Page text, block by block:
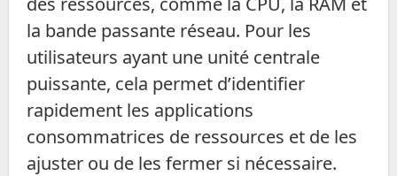
la bande passante réseau. Pour les
utilisateurs ayant une unité centrale
puissante, cela permet d’identifier
rapidement les applications
consommatrices de ressources et de les
ajuster ou de les fermer si nécessaire.